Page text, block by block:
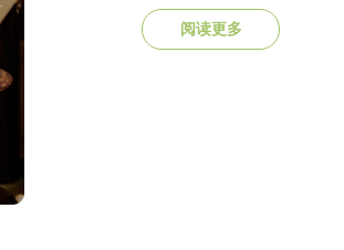
阅读更多